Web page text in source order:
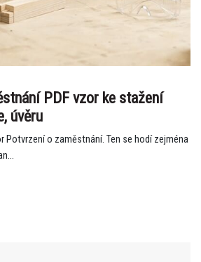
PDF vzor ke stažení
úvěru
Potvrzení o zaměstnání. Ten se hodí zejména